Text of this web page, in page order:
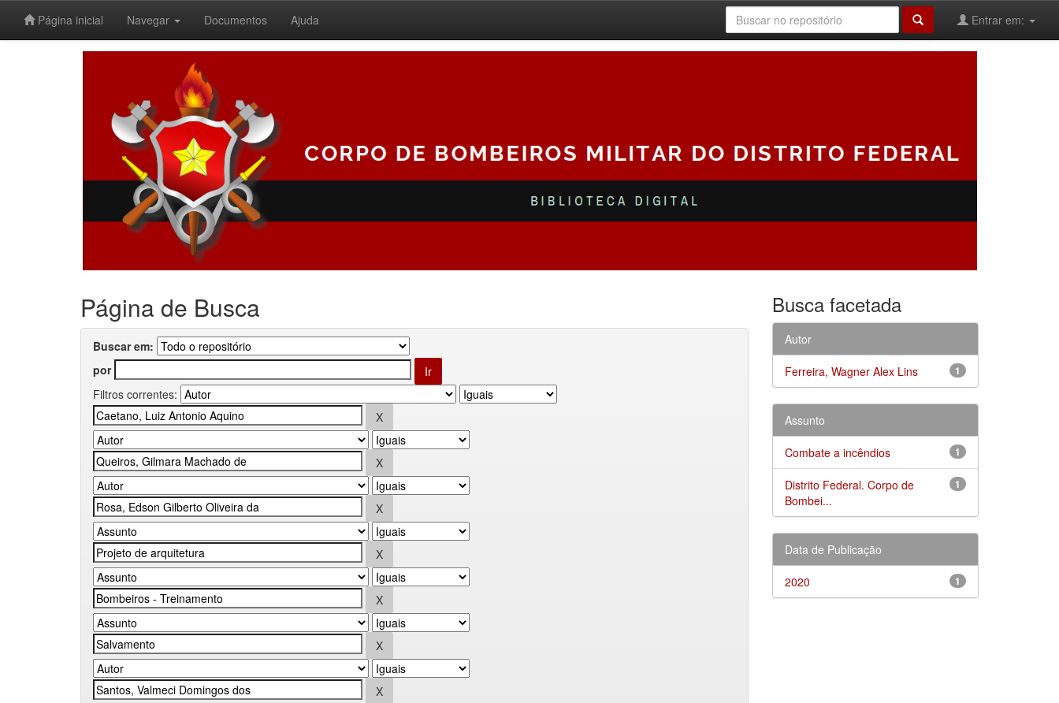
Página inicial Navegar Documentos Ajuda Entrar em:
Página de Busca
Buscar em:
por
Filtros correntes:
Busca facetada
Autor
1
Ferreira, Wagner Alex Lins
Assunto
1
Combate a incêndios
1
Distrito Federal. Corpo de
Bombei...
Data de Publicação
1
2020